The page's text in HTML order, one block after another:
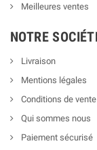
Meilleures ventes
NOTRE
Livraison
Mentions légales
Conditions de vente
Qui sommes nous
Paiement sécurisé